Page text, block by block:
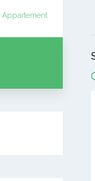
Appartement